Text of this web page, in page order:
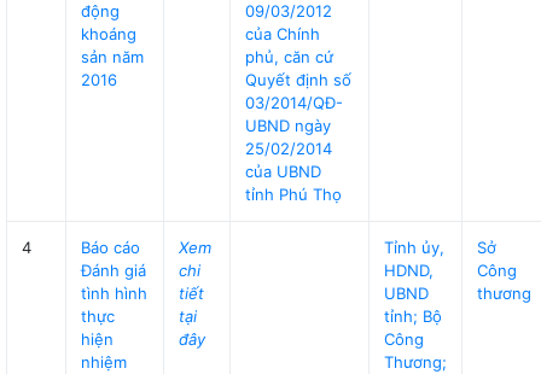
động
khoáng
sản năm
2016
09/03/2012
của Chính
phủ, căn cứ
Quyết định số
03/2014/QĐ-
UBND ngày
25/02/2014
của UBND
tỉnh Phú Thọ
4
Báo cáo
Đánh giá
tình hình
thực
hiện
nhiệm
Xem
chi
tiết
tại
đây
Tỉnh ủy,
HDND,
UBND
tỉnh; Bộ
Công
Thương;
Sở
Công
thương